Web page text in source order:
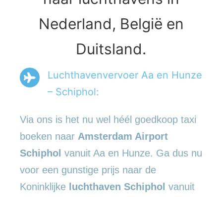
Nederland, België en
Duitsland.
Luchthavenvervoer Aa en Hunze
– Schiphol:
Via ons is het nu wel héél goedkoop taxi
boeken naar Amsterdam Airport
Schiphol vanuit Aa en Hunze. Ga dus nu
voor een gunstige prijs naar de
Koninklijke luchthaven Schiphol vanuit